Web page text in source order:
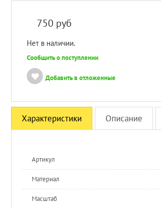
750 руб
Нет в наличии.
Сообщить о поступлении
Добавить в отложенные
Характеристики Описание
Артикул
Материал
Масштаб